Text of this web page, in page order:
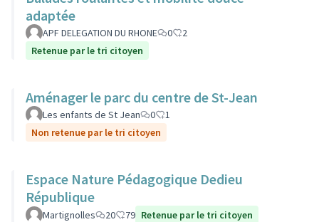
adaptée
APF DELEGATION DU RHONE 0
2
Retenue par le tri citoyen
Aménager le parc du centre de St-Jean
Les enfants de St Jean 0
1
Non retenue par le tri citoyen
Espace Nature Pédagogique Dedieu
République
Martignolles 20 79 Retenue par le tri citoyen